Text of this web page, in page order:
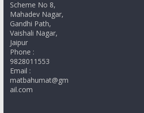
Scheme No 8,
Mahadev Nagar,
Gandhi Path,
Vaishali Nagar,
Jaipur
Phone :
9828011553
Email :
matbahumat@gm
ail.com